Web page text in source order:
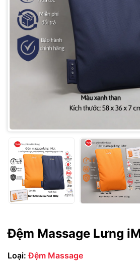
Đệm Massage Lưng
Loại: Đệm Massage